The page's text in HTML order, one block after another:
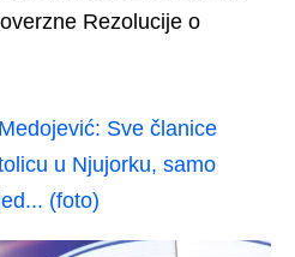
Rezolucije o
Sve članice
u Njujorku, samo
(foto)